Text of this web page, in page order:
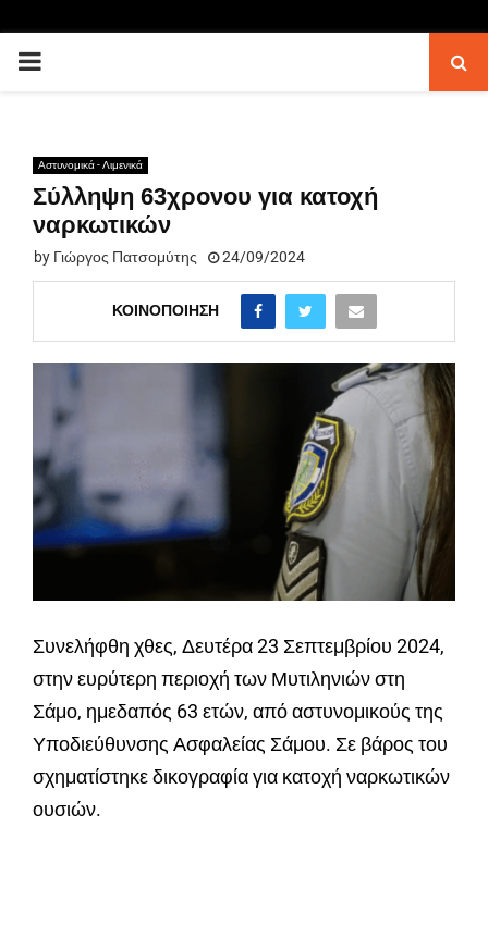
PRIMARY
Αστυνομικά - Λιμενικά
Σύλληψη 63χρονου για κατοχή
ναρκωτικών
by Γιώργος Πατσομύτης 24/09/2024
ΚΟΙΝΟΠΟΊΗΣΗ
Συνελήφθη χθες, Δευτέρα 23 Σεπτεμβρίου 2024,
στην ευρύτερη περιοχή των Μυτιληνιών στη
Σάμο, ημεδαπός 63 ετών, από αστυνομικούς της
Υποδιεύθυνσης Ασφαλείας Σάμου. Σε βάρος του
σχηματίστηκε δικογραφία για κατοχή ναρκωτικών
ουσιών.